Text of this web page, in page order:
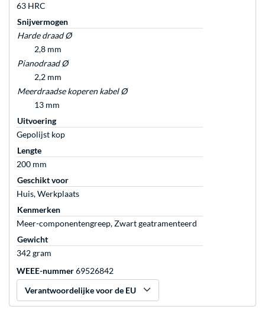
63 HRC
Snijvermogen
Harde draad Ø
2,8 mm
Pianodraad Ø
2,2 mm
Meerdraadse koperen kabel Ø
13 mm
Uitvoering
Gepolijst kop
Lengte
200 mm
Geschikt voor
Huis, Werkplaats
Kenmerken
Meer-componentengreep, Zwart geatramenteerd
Gewicht
342 gram
WEEE-nummer69526842
Verantwoordelijke voor de EU